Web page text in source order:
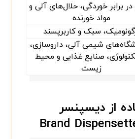
در برابر خوردگی، حلال‌های آلی و
مواد خورنده
سبک و کاربرپسند
شیمی آلی، داروسازی،
صنایع غذایی و محیط
زیست
از دیسپنسر
Brand